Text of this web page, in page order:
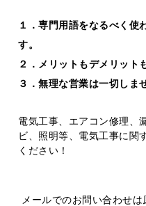
１．専門用語をなるべく使
す。
２．メリットもデメリット
３．無理な営業は一切しま
電気工事、エアコン修理、
ビ、照明等、電気工事に関
ください！
メールでのお問い合わせ